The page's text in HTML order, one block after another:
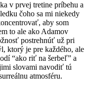
v prvej tretine príbehu a
čoho sa mi niekedy
aby som
to ale ako Adamov
postrehnúť už pri
ktorý je pre každého, ale
“ako riť na šerbeľ” a
slovami navodiť tú
atmosféru.